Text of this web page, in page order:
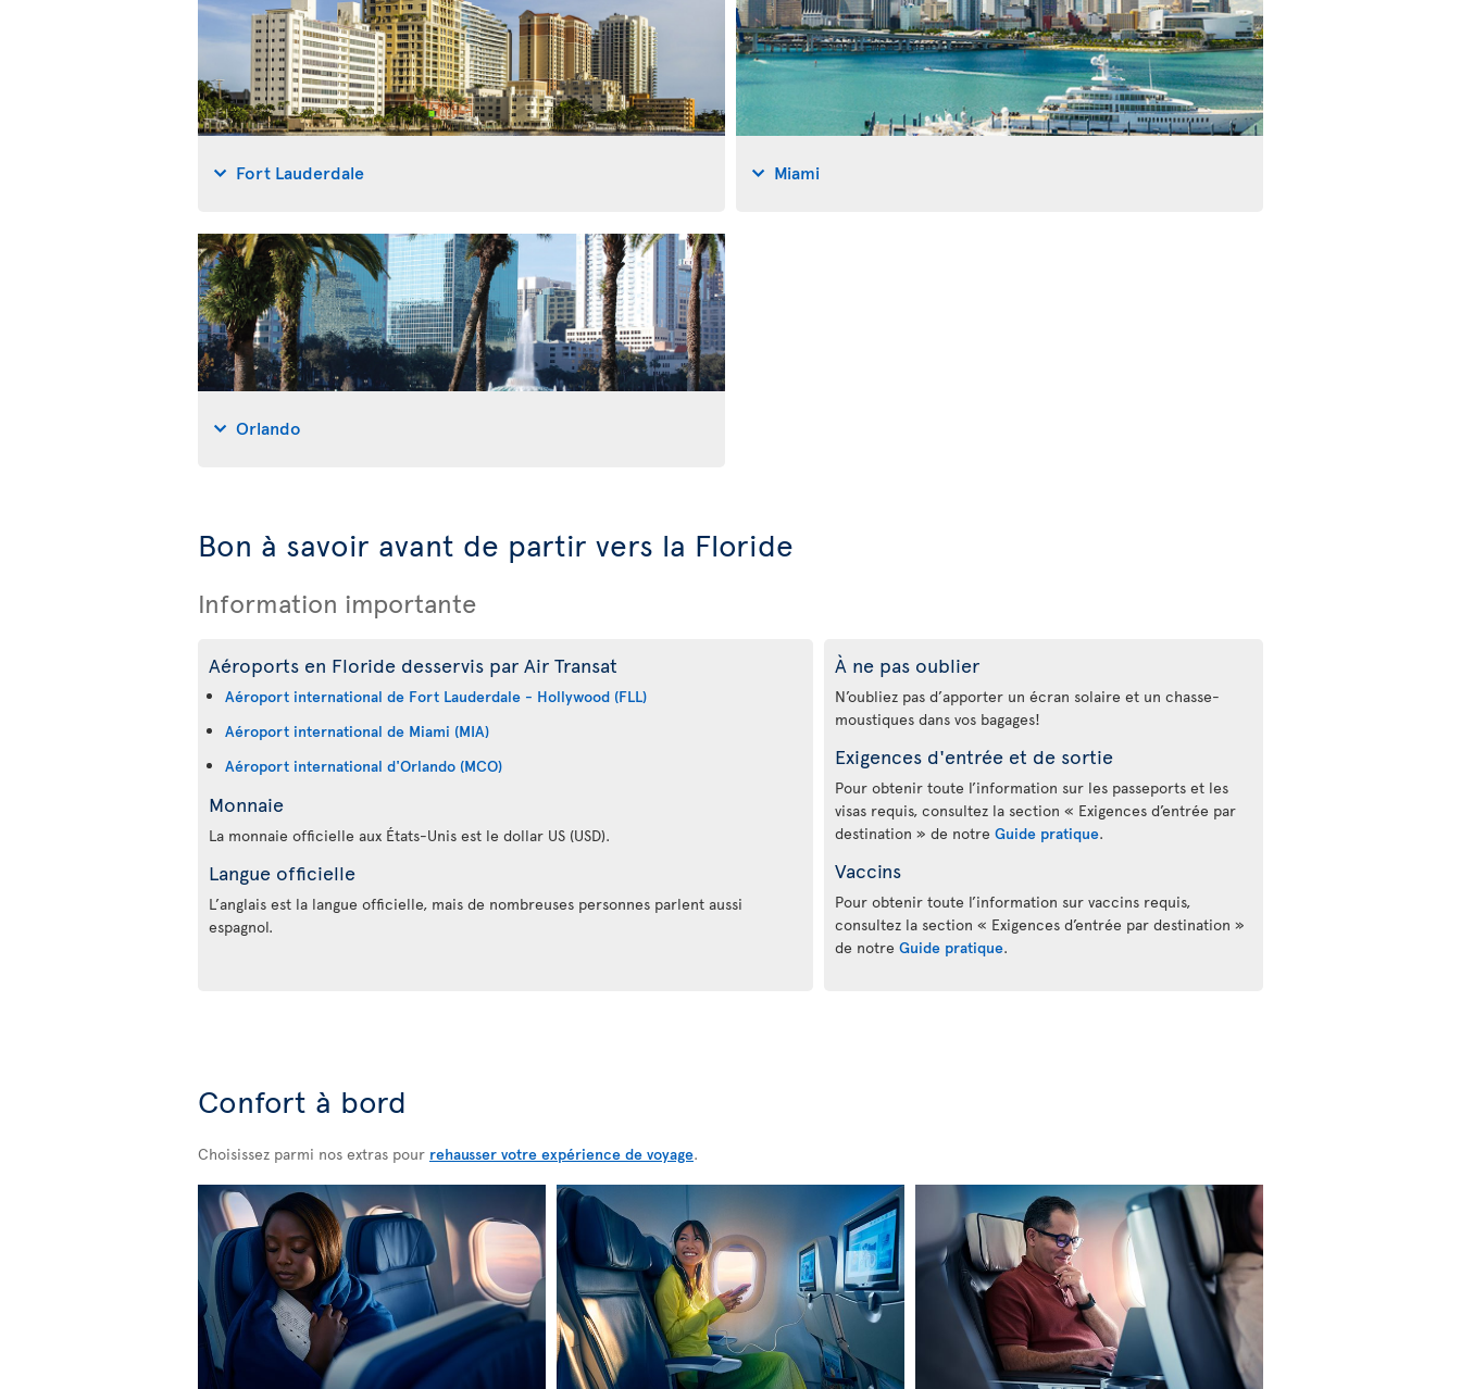
Fort Lauderdale Miami
Orlando
Bon à savoir avant de partir vers la Floride
Information importante
Aéroports en Floride desservis par Air Transat
Aéroport international de Fort Lauderdale - Hollywood (FLL)
Aéroport international de Miami (MIA)
Aéroport international d'Orlando (MCO)
Monnaie
La monnaie officielle aux États-Unis est le dollar US (USD).
Langue officielle
L’anglais est la langue officielle, mais de nombreuses personnes parlent aussi
espagnol.
À ne pas oublier
N’oubliez pas d’apporter un écran solaire et un chasse-
moustiques dans vos bagages!
Exigences d'entrée et de sortie
Pour obtenir toute l’information sur les passeports et les
visas requis, consultez la section « Exigences d’entrée par
destination » de notre Guide pratique.
Vaccins
Pour obtenir toute l’information sur vaccins requis,
consultez la section « Exigences d’entrée par destination »
de notre Guide pratique.
Confort à bord
Choisissez parmi nos extras pour rehausser votre expérience de voyage.